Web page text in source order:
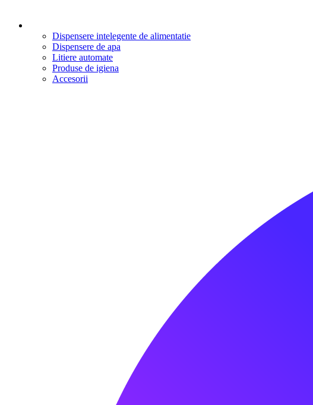
Dispensere intelegente de alimentatie
Dispensere de apa
Litiere automate
Produse de igiena
Accesorii